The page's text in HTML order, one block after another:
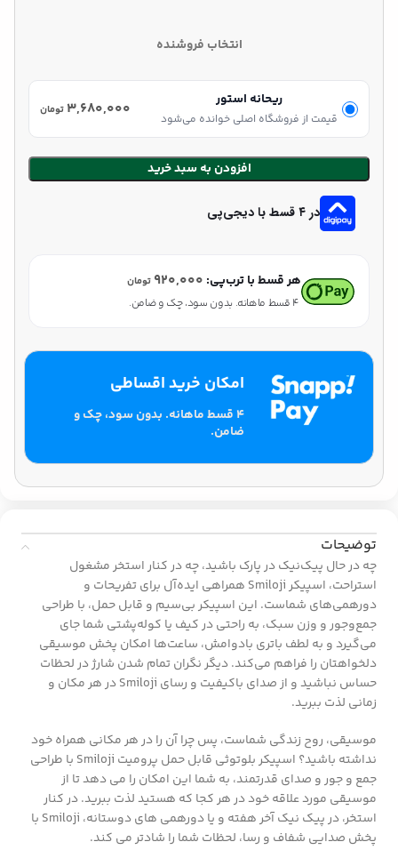
انتخاب فروشنده
ریحانه استور
قیمت از فروشگاه اصلی خوانده می‌شود ۳,۶۸۰,۰۰۰ تومان
افزودن به سبد خرید
در ۴ قسط با دیجی‌پی
هر قسط با ترب‌پی: ۹۲۰,۰۰۰ تومان
۴ قسط ماهانه. بدون سود، چک و ضامن.
امکان خرید اقساطی
۴ قسط ماهانه. بدون سود، چک و
ضامن.
توضیحات
چه در حال پیک‌نیک در پارک باشید، چه در کنار استخر مشغول
استراحت، اسپیکر Smiloji همراهی ایده‌آل برای تفریحات و
دورهمی‌های شماست. این اسپیکر بی‌سیم و قابل حمل، با طراحی
جمع‌وجور و وزن سبک، به راحتی در کیف یا کوله‌پشتی شما جای
می‌گیرد و به لطف باتری بادوامش، ساعت‌ها امکان پخش موسیقی
دلخواهتان را فراهم می‌کند. دیگر نگران تمام شدن شارژ در لحظات
حساس نباشید و از صدای باکیفیت و رسای Smiloji در هر مکان و
زمانی لذت ببرید.
موسیقی، روح زندگی شماست، پس چرا آن را در هر مکانی همراه خود
نداشته باشید؟ اسپیکر بلوتوثی قابل حمل پرومیت Smiloji با طراحی
جمع و جور و صدای قدرتمند، به شما این امکان را می دهد تا از
موسیقی مورد علاقه خود در هر کجا که هستید لذت ببرید. در کنار
استخر، در پیک نیک آخر هفته و یا دورهمی های دوستانه، Smiloji با
پخش صدایی شفاف و رسا، لحظات شما را شادتر می کند.